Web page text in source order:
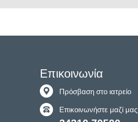
Επικοινωνία
Πρόσβαση στο ιατρείο
Επικοινωνήστε μαζί μας